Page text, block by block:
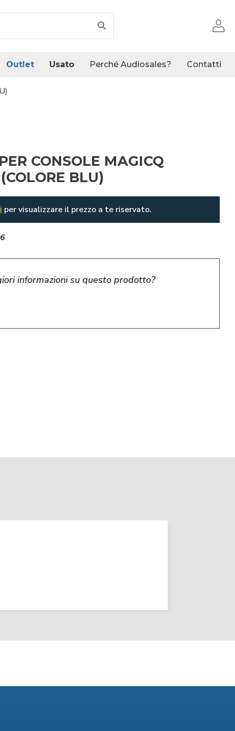
Contatti
Perché Audiosales?
Usato
Outlet
CONSOLE MAGICQ
BLU)
per visualizzare il prezzo a te riservato.
informazioni su questo prodotto?